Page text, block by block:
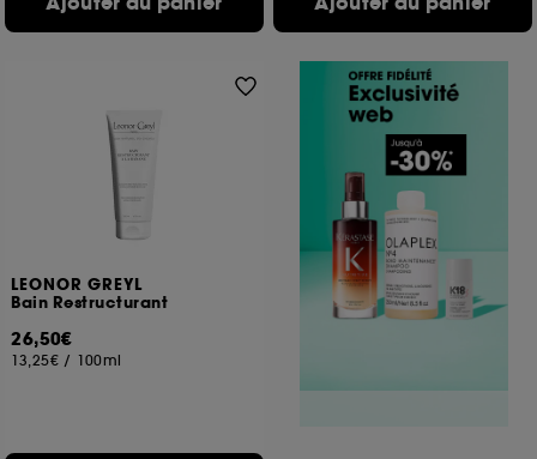
LEONOR GREYL
Bain Restructurant
26,50€
13,25€ / 100ml